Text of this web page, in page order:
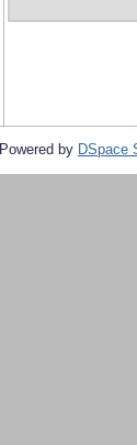
Powered by DSpace